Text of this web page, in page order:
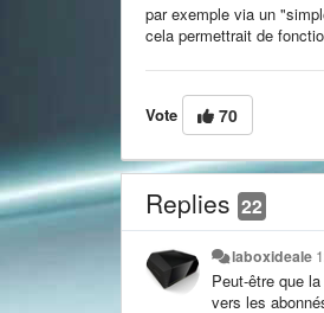
par exemple via un
cela permettrait de
Vote 70
Replies 22
laboxideale
Peut-être que
vers les